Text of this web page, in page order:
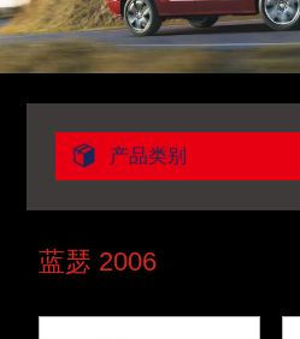
产品类别
蓝瑟 2006